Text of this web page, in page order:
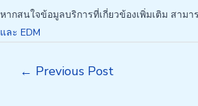
หากสนใจข้อมูลบริการที่เกี่ยวข้องเพิ่มเติม สามา
และ EDM
← Previous Post